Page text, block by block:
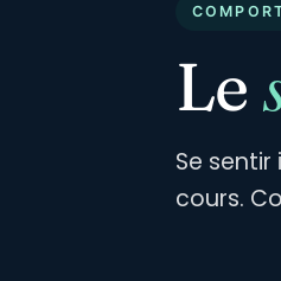
Le
Se
cours.